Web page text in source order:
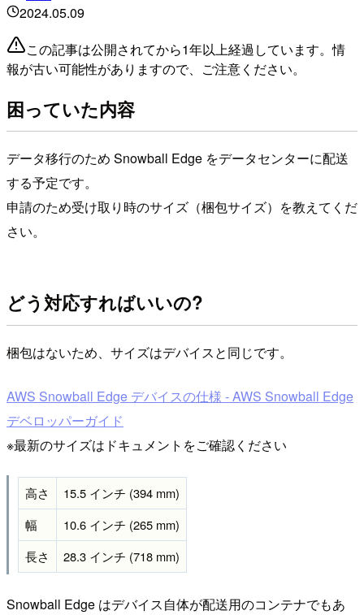
2024.05.09
この記事は公開されてから1年以上経過しています。情
報が古い可能性がありますので、ご注意ください。
困っていた内容
データ移行のため Snowball Edge をデータセンターに配送
する予定です。
申請のため受け取り時のサイズ（梱包サイズ）を教えてくだ
さい。
どう対応すればいいの?
梱包はないため、サイズはデバイスと同じです。
AWS Snowball Edge デバイスの仕様 - AWS Snowball Edge
デベロッパーガイド
※最新のサイズはドキュメントをご確認ください
高さ
15.5 インチ (394 mm)
幅
10.6 インチ (265 mm)
長さ
28.3 インチ (718 mm)
Snowball Edge はデバイス自体が配送用のコンテナでもあ